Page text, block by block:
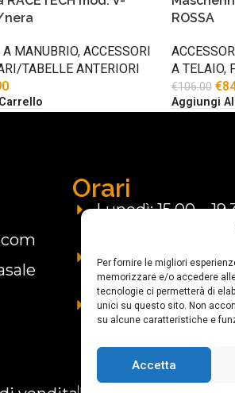
Per fornire le migliori
memorizzare e/o accedere
tecnologie ci permetterà di
unici su questo sito. Non
su alcune caratteristiche e
Accetta
nera
A MANUBRIO, ACCESSORI
TABELLE ANTERIORI
ROSSA
A TELAIO,
€106.00 €
Aggiungi
Orari
Lunedì: 15,00 –
09.00 - 12.30
15.00 - 19.30
Domenica chiuso